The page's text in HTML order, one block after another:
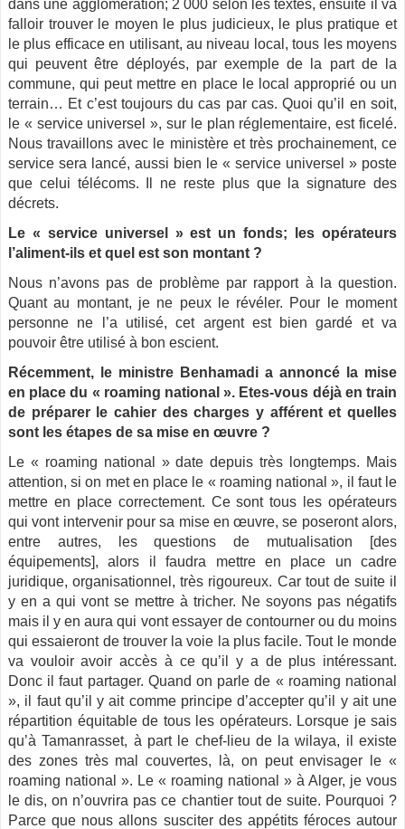
dans une agglomération; 2 000 selon les textes, ensuite il va
falloir trouver le moyen le plus judicieux, le plus pratique et
le plus efficace en utilisant, au niveau local, tous les moyens
qui peuvent être déployés, par exemple de la part de la
commune, qui peut mettre en place le local approprié ou un
terrain… Et c’est toujours du cas par cas. Quoi qu’il en soit,
le « service universel », sur le plan réglementaire, est ficelé.
Nous travaillons avec le ministère et très prochainement, ce
service sera lancé, aussi bien le « service universel » poste
que celui télécoms. Il ne reste plus que la signature des
décrets.
Le « service universel » est un fonds; les opérateurs
l’aliment-ils et quel est son montant ?
Nous n’avons pas de problème par rapport à la question.
Quant au montant, je ne peux le révéler. Pour le moment
personne ne l’a utilisé, cet argent est bien gardé et va
pouvoir être utilisé à bon escient.
Récemment, le ministre Benhamadi a annoncé la mise
en place du « roaming national ». Etes-vous déjà en train
de préparer le cahier des charges y afférent et quelles
sont les étapes de sa mise en œuvre ?
Le « roaming national » date depuis très longtemps. Mais
attention, si on met en place le « roaming national », il faut le
mettre en place correctement. Ce sont tous les opérateurs
qui vont intervenir pour sa mise en œuvre, se poseront alors,
entre autres, les questions de mutualisation [des
équipements], alors il faudra mettre en place un cadre
juridique, organisationnel, très rigoureux. Car tout de suite il
y en a qui vont se mettre à tricher. Ne soyons pas négatifs
mais il y en aura qui vont essayer de contourner ou du moins
qui essaieront de trouver la voie la plus facile. Tout le monde
va vouloir avoir accès à ce qu’il y a de plus intéressant.
Donc il faut partager. Quand on parle de « roaming national
», il faut qu’il y ait comme principe d’accepter qu’il y ait une
répartition équitable de tous les opérateurs. Lorsque je sais
qu’à Tamanrasset, à part le chef-lieu de la wilaya, il existe
des zones très mal couvertes, là, on peut envisager le «
roaming national ». Le « roaming national » à Alger, je vous
le dis, on n’ouvrira pas ce chantier tout de suite. Pourquoi ?
Parce que nous allons susciter des appétits féroces autour